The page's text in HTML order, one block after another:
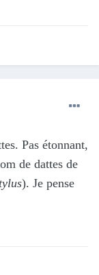
Pas étonnant,
de dattes de
). Je pense